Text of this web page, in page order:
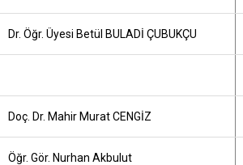
Dr. Öğr. Üyesi Betül BULADİ ÇUBUKÇU
Doç. Dr. Mahir Murat CENGİZ
Öğr. Gör. Nurhan Akbulut